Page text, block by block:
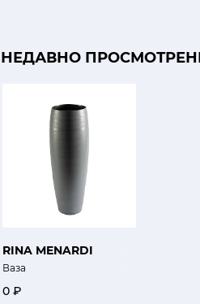
НЕДАВНО
RINA MENARDI
Ваза
0 ₽